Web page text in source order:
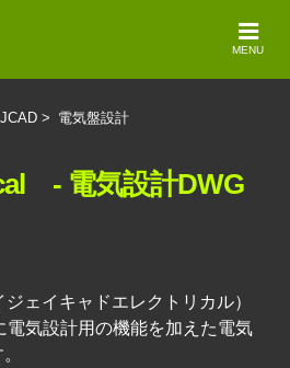
MENU
IJCAD > 電気盤設計
- 電気設計DWG
ェイキャドエレクトリカル）
電気設計用の機能を加えた電気